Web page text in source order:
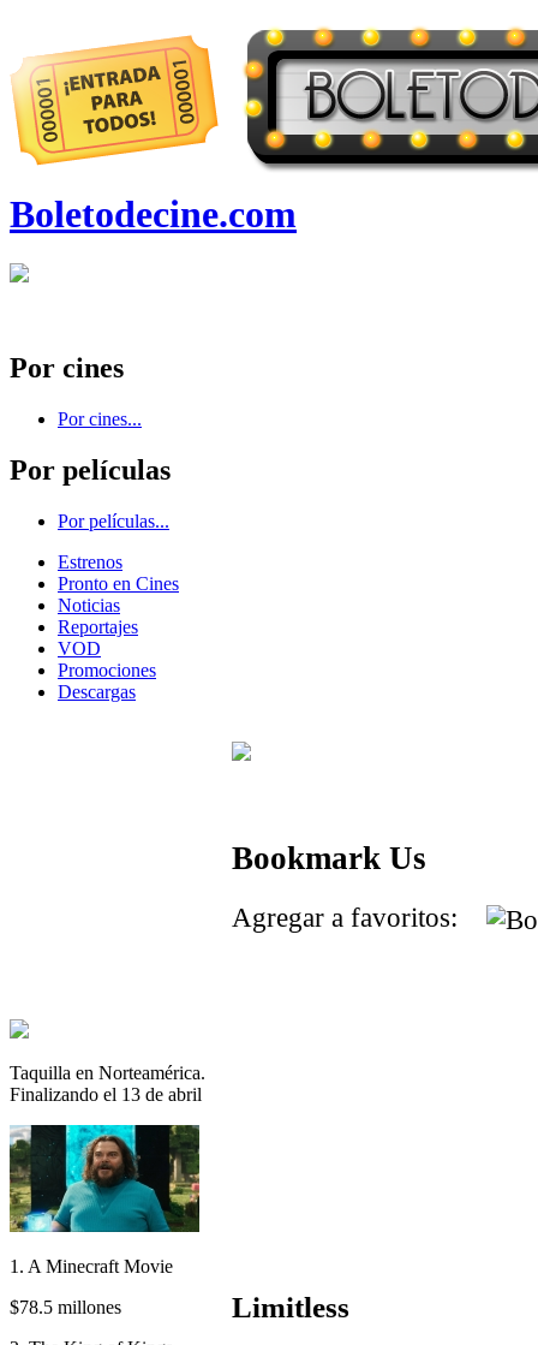
Boletodecine.com
Por cines
Por cines...
Por películas
Por películas...
Estrenos
Pronto en Cines
Noticias
Reportajes
VOD
Promociones
Descargas
Taquilla en Norteamérica.
Finalizando el 13 de abril
1. A Minecraft Movie
$78.5 millones
Bookmark Us
Agregar a favoritos:
Limitless